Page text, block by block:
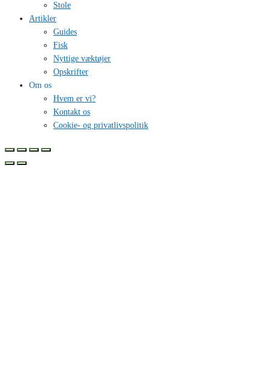
Stole
Artikler
Guides
Fisk
Nyttige væktøjer
Opskrifter
Om os
Hvem er vi?
Kontakt os
Cookie- og privatlivspolitik